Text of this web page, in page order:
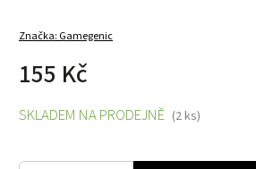
Značka: Gamegenic
155 Kč
SKLADEM NA PRODEJNĚ (2 ks)